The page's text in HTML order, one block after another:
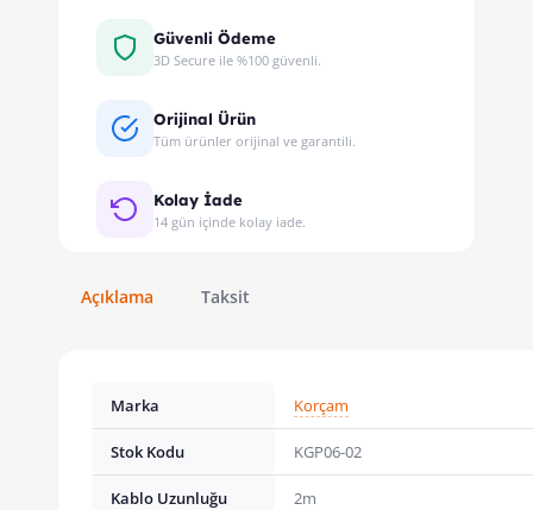
Güvenli Ödeme
3D Secure ile %100 güvenli.
Orijinal Ürün
Tüm ürünler orijinal ve garantili.
Kolay İade
14 gün içinde kolay iade.
Açıklama Taksit
Marka Korçam
Stok Kodu KGP06-02
Kablo Uzunluğu 2m